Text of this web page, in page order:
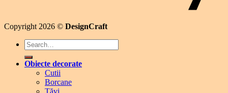
Copyright 2026 © DesignCraft
Search
for:
Obiecte decorate
Cutii
Borcane